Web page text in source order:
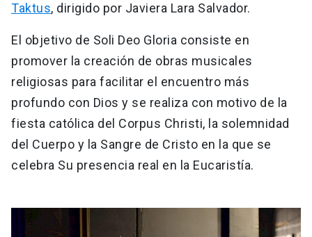
Taktus, dirigido por Javiera Lara Salvador.
El objetivo de Soli Deo Gloria consiste en
promover la creación de obras musicales
religiosas para facilitar el encuentro más
profundo con Dios y se realiza con motivo de la
fiesta católica del Corpus Christi, la solemnidad
del Cuerpo y la Sangre de Cristo en la que se
celebra Su presencia real en la Eucaristía.